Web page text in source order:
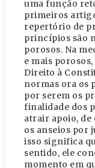
uma função
primeiros
repertório de
princípios são
porosos. Na
e mais
Direito à
normas ora os
por serem os
finalidade dos
atrair apoio, de
os anseios por
isso significa
sentido, ele
momento em